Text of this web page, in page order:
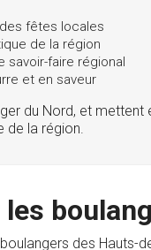
fêtes locales
de la région
savoir-faire régional
et en saveur
du Nord, et mettent
la région.
des Hauts-